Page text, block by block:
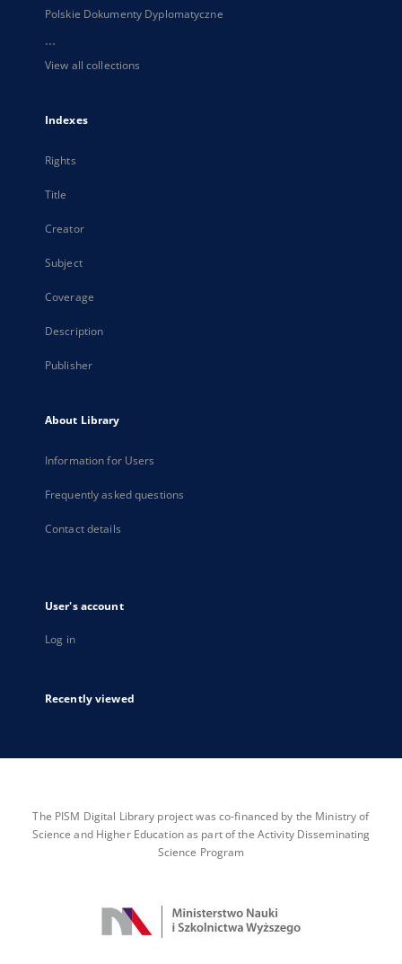
Polskie Dokumenty Dyplomatyczne
...
View all collections
Indexes
Rights
Title
Creator
Subject
Coverage
Description
Publisher
About Library
Information for Users
Frequently asked questions
Contact details
User's account
Log in
Recently viewed
The PISM Digital Library project was co-financed by the Ministry of
Science and Higher Education as part of the Activity Disseminating
Science Program